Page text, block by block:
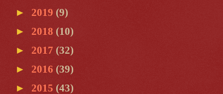
► 2019 (9)
► 2018 (10)
► 2017 (32)
► 2016 (39)
► 2015 (43)